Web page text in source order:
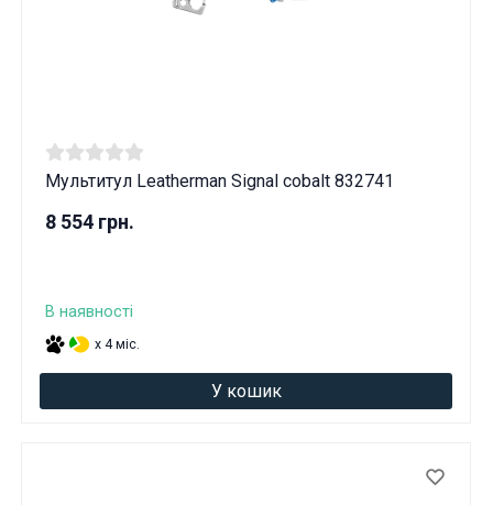
Мультитул Leatherman Signal cobalt 832741
8 554 грн.
В наявності
x 4 міс.
У кошик